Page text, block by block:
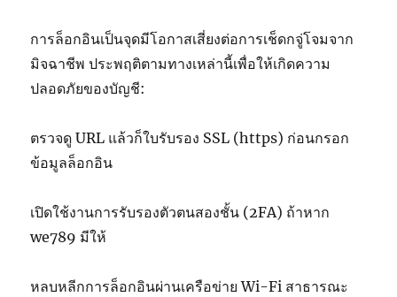
การล็อกอินเป็นจุดมีโอกาสเสี่ยงต่อการเช็ดกจู่โจมจาก
มิจฉาชีพ ประพฤติตามทางเหล่านี้เพื่อให้เกิดความ
ปลอดภัยของบัญชี:
ตรวจดู URL แล้วก็ใบรับรอง SSL (https) ก่อนกรอก
ข้อมูลล็อกอิน
เปิดใช้งานการรับรองตัวตนสองชั้น (2FA) ถ้าหาก
we789 มีให้
หลบหลีกการล็อกอินผ่านเครือข่าย Wi-Fi สาธารณะ